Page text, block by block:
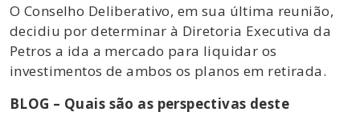
O Conselho Deliberativo, em sua última reunião,
decidiu por determinar à Diretoria Executiva da
Petros a ida a mercado para liquidar os
investimentos de ambos os planos em retirada.
BLOG – Quais são as perspectivas deste